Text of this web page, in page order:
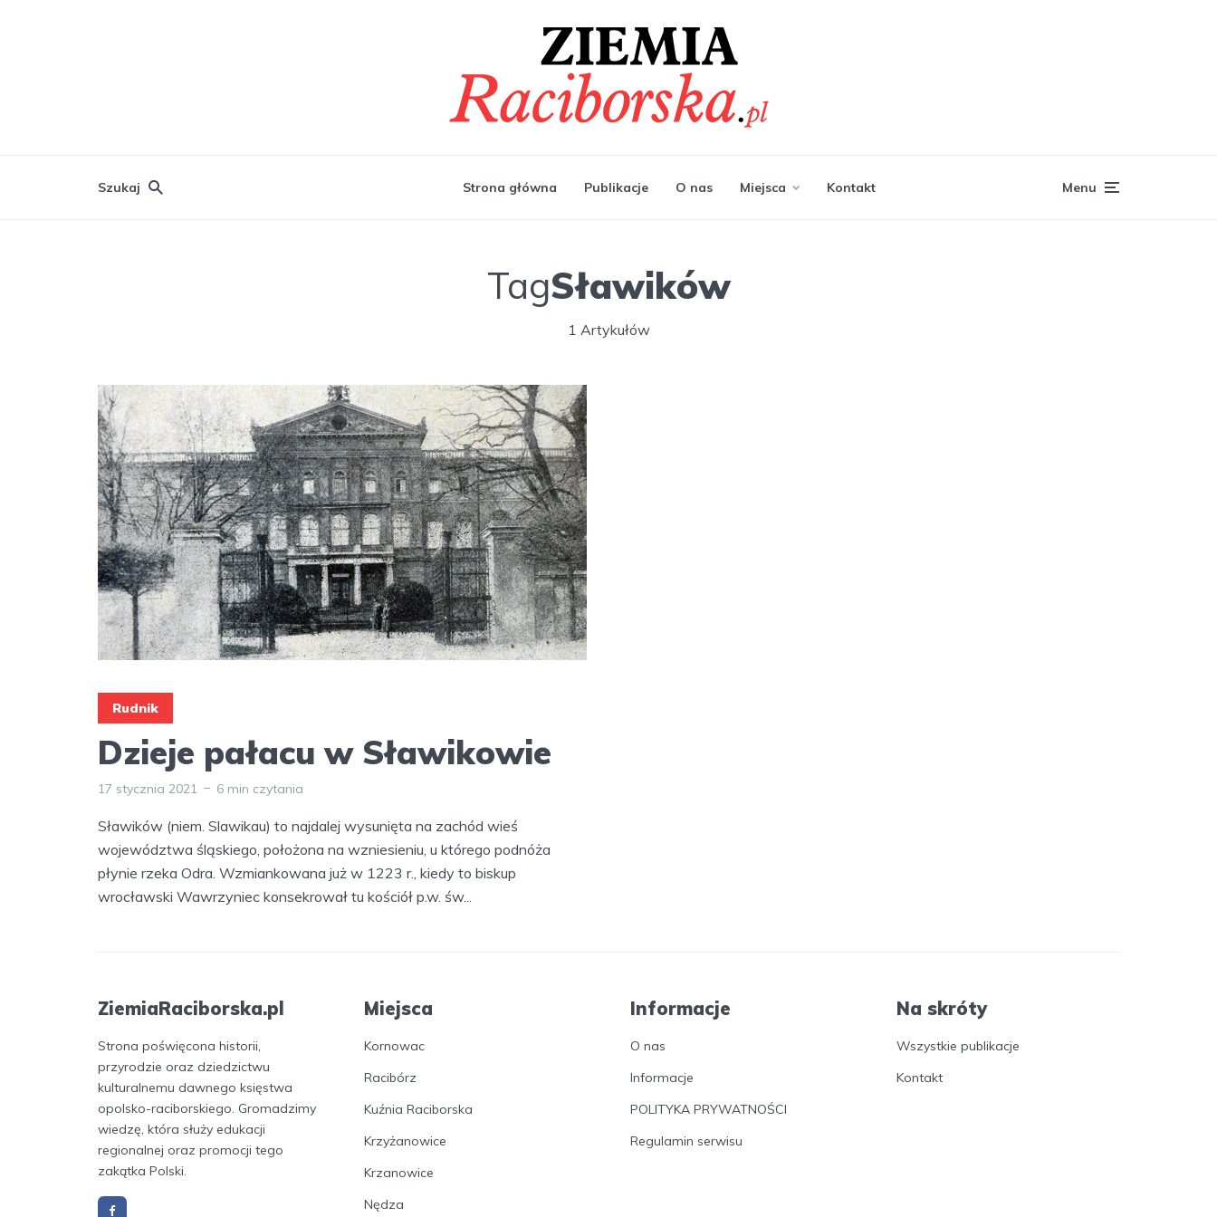
Szukaj Strona główna Publikacje O nas Miejsca Kontakt Menu
TagSławików
1 Artykułów
Rudnik
Dzieje pałacu w Sławikowie
17 stycznia 2021 6 min czytania
Sławików (niem. Slawikau) to najdalej wysunięta na zachód wieś
województwa śląskiego, położona na wzniesieniu, u którego podnóża
płynie rzeka Odra. Wzmiankowana już w 1223 r., kiedy to biskup
wrocławski Wawrzyniec konsekrował tu kościół p.w. św...
ZiemiaRaciborska.pl
Strona poświęcona historii,
przyrodzie oraz dziedzictwu
kulturalnemu dawnego księstwa
opolsko-raciborskiego. Gromadzimy
wiedzę, która służy edukacji
regionalnej oraz promocji tego
zakątka Polski.
Miejsca
Kornowac
Racibórz
Kuźnia Raciborska
Krzyżanowice
Krzanowice
Nędza
Informacje
O nas
Informacje
POLITYKA PRYWATNOŚCI
Regulamin serwisu
Na skróty
Wszystkie publikacje
Kontakt